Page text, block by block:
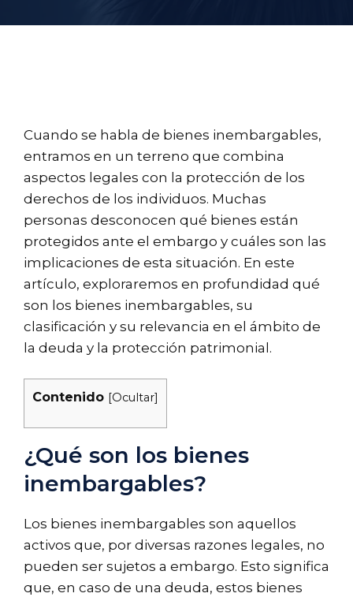
Cuando se habla de bienes inembargables,
entramos en un terreno que combina
aspectos legales con la protección de los
derechos de los individuos. Muchas
personas desconocen qué bienes están
protegidos ante el embargo y cuáles son las
implicaciones de esta situación. En este
artículo, exploraremos en profundidad qué
son los bienes inembargables, su
clasificación y su relevancia en el ámbito de
la deuda y la protección patrimonial.
Contenido [Ocultar]
¿Qué son los bienes
inembargables?
Los bienes inembargables son aquellos
activos que, por diversas razones legales, no
pueden ser sujetos a embargo. Esto significa
que, en caso de una deuda, estos bienes